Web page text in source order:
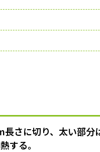
さに切り、太い部分
する。